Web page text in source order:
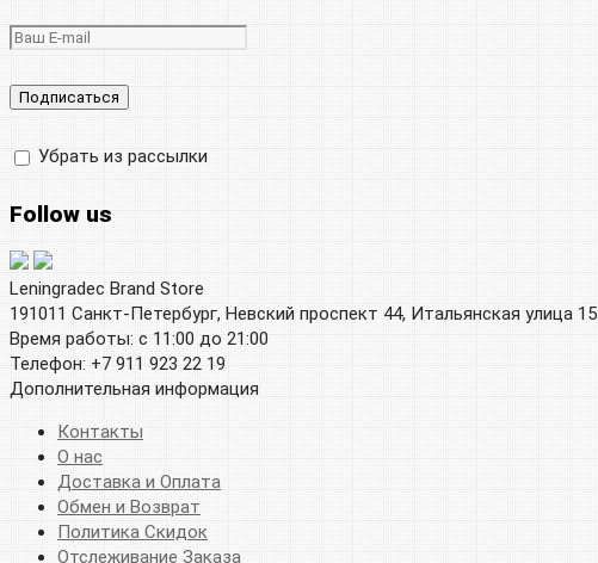
Убрать из рассылки
Follow us
Leningradec Brand Store
191011 Санкт-Петербург, Невский проспект 44, Итальянская улица 15
Время работы: с 11:00 до 21:00
Телефон: +7 911 923 22 19
Дополнительная информация
Контакты
О нас
Доставка и Оплата
Обмен и Возврат
Политика Скидок
Отслеживание Заказа